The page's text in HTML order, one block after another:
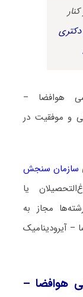
دکتری
هوافضا –
و موفقیت در
سازمان سنجش
یا
مجاز به
آیرودینامیک
هوافضا –